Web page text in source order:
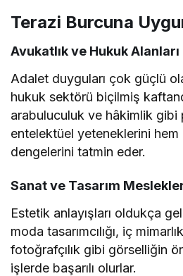
Terazi Burcuna
Avukatlık ve Hukuk Alanları
Adalet duyguları çok güçlü
hukuk sektörü biçilmiş
arabuluculuk ve hâkimlik gibi
entelektüel yeteneklerini
dengelerini tatmin eder.
Sanat ve Tasarım
Estetik anlayışları oldukça
moda tasarımcılığı, iç
fotoğrafçılık gibi görselliğin
işlerde başarılı olurlar.